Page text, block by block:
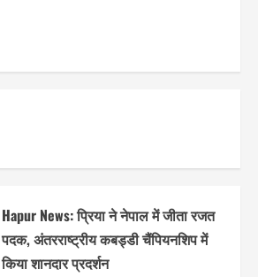
Hapur News: प्रिया ने नेपाल में जीता रजत
पदक, अंतरराष्ट्रीय कबड्डी चैंपियनशिप में
किया शानदार प्रदर्शन